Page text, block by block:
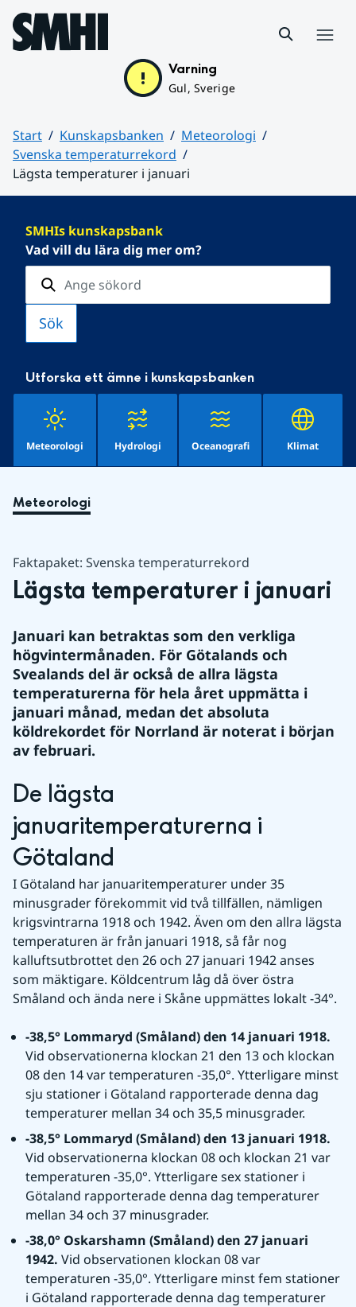
Hoppa till sidans innehåll
Varning
Gul, Sverige
Start Kunskapsbanken
Meteorologi
Svenska temperaturrekord
Lägsta temperaturer i januari
SMHIs kunskapsbank
Vad vill du lära dig mer om?
Utforska ett ämne i kunskapsbanken
Meteorologi Hydrologi Oceanografi Klimat
Meteorologi
Faktapaket: Svenska temperaturrekord
Lägsta temperaturer i januari
Januari kan betraktas som den verkliga
högvintermånaden. För Götalands och
Svealands del är också de allra lägsta
temperaturerna för hela året uppmätta i
januari månad, medan det absoluta
köldrekordet för Norrland är noterat i början
av februari.
De lägsta
januaritemperaturerna i
Götaland
I Götaland har januaritemperaturer under 35
minusgrader förekommit vid två tillfällen, nämligen
krigsvintrarna 1918 och 1942. Även om den allra lägsta
temperaturen är från januari 1918, så får nog
kalluftsutbrottet den 26 och 27 januari 1942 anses
som mäktigare. Köldcentrum låg då över östra
Småland och ända nere i Skåne uppmättes lokalt -34°.
Vid observationerna klockan 21 den 13 och klockan
08 den 14 var temperaturen -35,0°. Ytterligare minst
sju stationer i Götaland rapporterade denna dag
temperaturer mellan 34 och 35,5 minusgrader.
Vid observationerna klockan 08 och klockan 21 var
temperaturen -35,0°. Ytterligare sex stationer i
Götaland rapporterade denna dag temperaturer
mellan 34 och 37 minusgrader.
-38,0° Oskarshamn (Småland) den 27 januari
1942. Vid observationen klockan 08 var
temperaturen -35,0°. Ytterligare minst fem stationer
i Götaland rapporterade denna dag temperaturer